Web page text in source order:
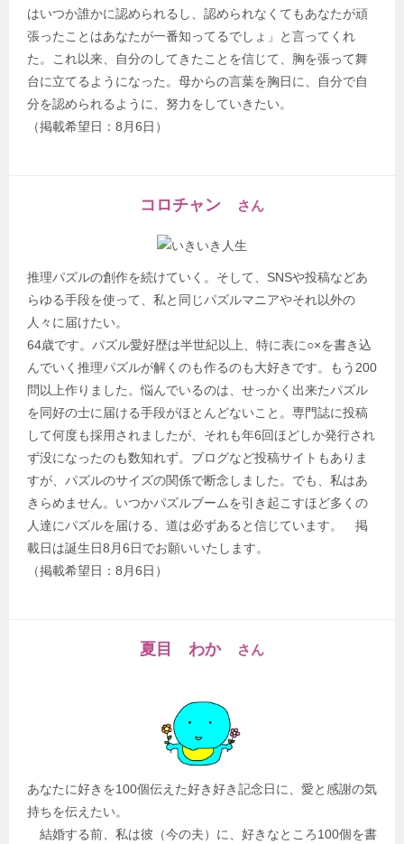
はいつか誰かに認められるし、認められなくてもあなたが頑
張ったことはあなたが一番知ってるでしょ」と言ってくれ
た。これ以来、自分のしてきたことを信じて、胸を張って舞
台に立てるようになった。母からの言葉を胸日に、自分で自
分を認められるように、努力をしていきたい。
（掲載希望日：8月6日）
コロチャン さん
推理パズルの創作を続けていく。そして、SNSや投稿などあ
らゆる手段を使って、私と同じパズルマニアやそれ以外の
人々に届けたい。
64歳です。パズル愛好歴は半世紀以上、特に表に○×を書き込
んでいく推理パズルが解くのも作るのも大好きです。もう200
問以上作りました。悩んでいるのは、せっかく出来たパズル
を同好の士に届ける手段がほとんどないこと。専門誌に投稿
して何度も採用されましたが、それも年6回ほどしか発行され
ず没になったのも数知れず。ブログなど投稿サイトもありま
すが、パズルのサイズの関係で断念しました。でも、私はあ
きらめません。いつかパズルブームを引き起こすほど多くの
人達にパズルを届ける、道は必ずあると信じています。 掲
載日は誕生日8月6日でお願いいたします。
（掲載希望日：8月6日）
夏目 わか さん
あなたに好きを100個伝えた好き好き記念日に、愛と感謝の気
持ちを伝えたい。
結婚する前、私は彼（今の夫）に、好きなところ100個を書